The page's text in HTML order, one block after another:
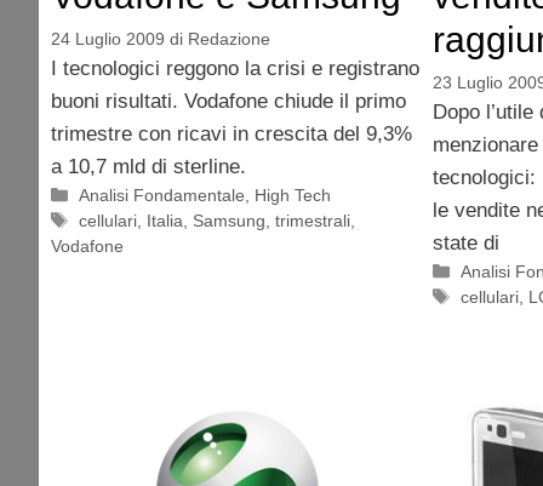
24 Luglio 2009 di Redazione
I tecnologici reggono la crisi e registrano
buoni risultati. Vodafone chiude il primo
trimestre con ricavi in crescita del 9,3%
a 10,7 mld di sterline.
Categorie
Analisi Fondamentale
High Tech
Tag
cellulari Italia Samsung ,trimestrali
Vodafone
23 Luglio
Dopo
tecnologici:
le vendite
state di
Categorie
Analisi
Tag
cellulari